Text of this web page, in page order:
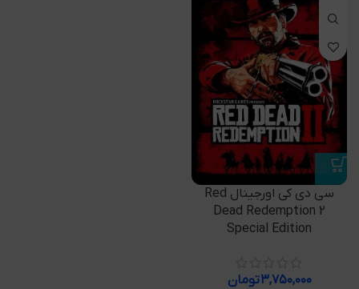
سی دی کی اورجینال Red
Dead Redemption 2
Special Edition
۳,۷۵۰,۰۰۰تومان